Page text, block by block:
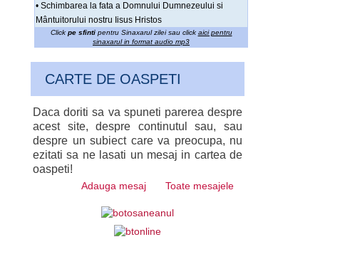
• Schimbarea la fata a Domnului Dumnezeului si
Mântuitorului nostru Iisus Hristos
Click pe sfintipentru Sinaxarul zilei sau click aici pentru
sinaxarul in format audio mp3
CARTE DE OASPETI
Daca doriti sa va spuneti parerea despre
acest site, despre continutul sau, sau
despre un subiect care va preocupa, nu
ezitati sa ne lasati un mesaj in cartea de
oaspeti!
Adauga mesaj Toate mesajele